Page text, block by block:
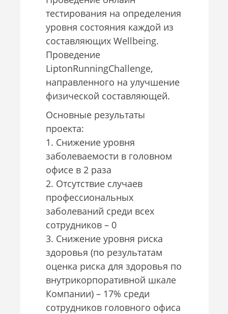
тестирования на определения
уровня состояния каждой из
составляющих Wellbeing.
Проведение
LiptonRunningChallenge,
направленного на улучшение
физической составляющей.
Основные результаты
проекта:
1. Снижение уровня
заболеваемости в головном
офисе в 2 раза
2. Отсутствие случаев
профессиональных
заболеваний среди всех
сотрудников – 0
3. Снижение уровня риска
здоровья (по результатам
оценка риска для здоровья по
внутрикорпоративной шкале
Компании) – 17% среди
сотрудников головного офиса